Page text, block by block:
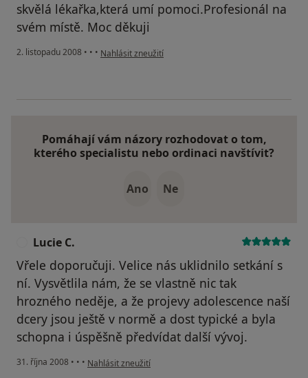
skvělá lékařka,která umí pomoci.Profesionál na
svém místě. Moc děkuji
2. listopadu 2008 • • • podle názoru uživatele Marie
Nahlásit zneužití
Pomáhají vám názory rozhodovat o tom,
kterého specialistu nebo ordinaci navštívit?
Ano Ne
Lucie C.
Vřele doporučuji. Velice nás uklidnilo setkání s
ní. Vysvětlila nám, že se vlastně nic tak
hrozného neděje, a že projevy adolescence naší
dcery jsou ještě v normě a dost typické a byla
schopna i úspěšně předvídat další vývoj.
31. října 2008 • • • podle názoru uživatele Lucie C.
Nahlásit zneužití